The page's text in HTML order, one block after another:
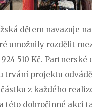
dětem navazuje na
umožnily rozdělit
510 Kč. Partnerské
trvání projektu
z každého
této dobročinné akci